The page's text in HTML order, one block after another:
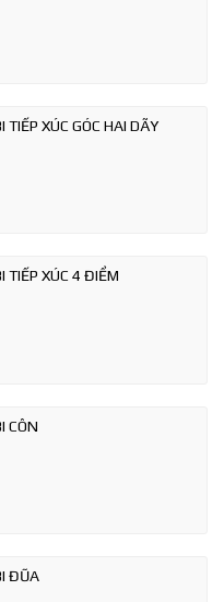
TIẾP XÚC GÓC HAI DÃY
TIẾP XÚC 4 ĐIỂM
CÔN
ĐŨA